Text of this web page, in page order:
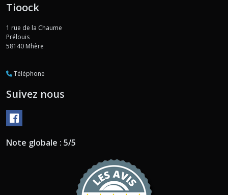
Tioock
1 rue de la Chaume
Prélouis
58140 Mhère
Téléphone
Suivez nous
Note globale : 5/5